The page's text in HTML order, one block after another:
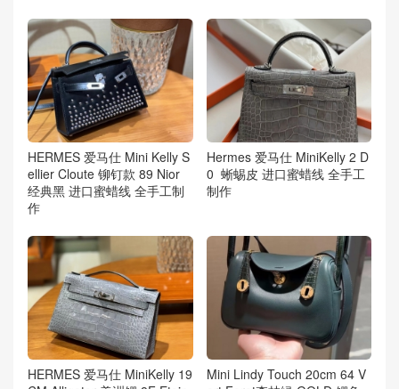
HERMES 爱马仕 Mini Kelly S
ellier Cloute 铆钉款 89 Nior
经典黑 进口蜜蜡线 全手工制
作
Hermes 爱马仕 MiniKelly 2 D
0 蜥蜴皮 进口蜜蜡线 全手工
制作
HERMES 爱马仕 MiniKelly 19
Mini Lindy Touch 20cm 64 V